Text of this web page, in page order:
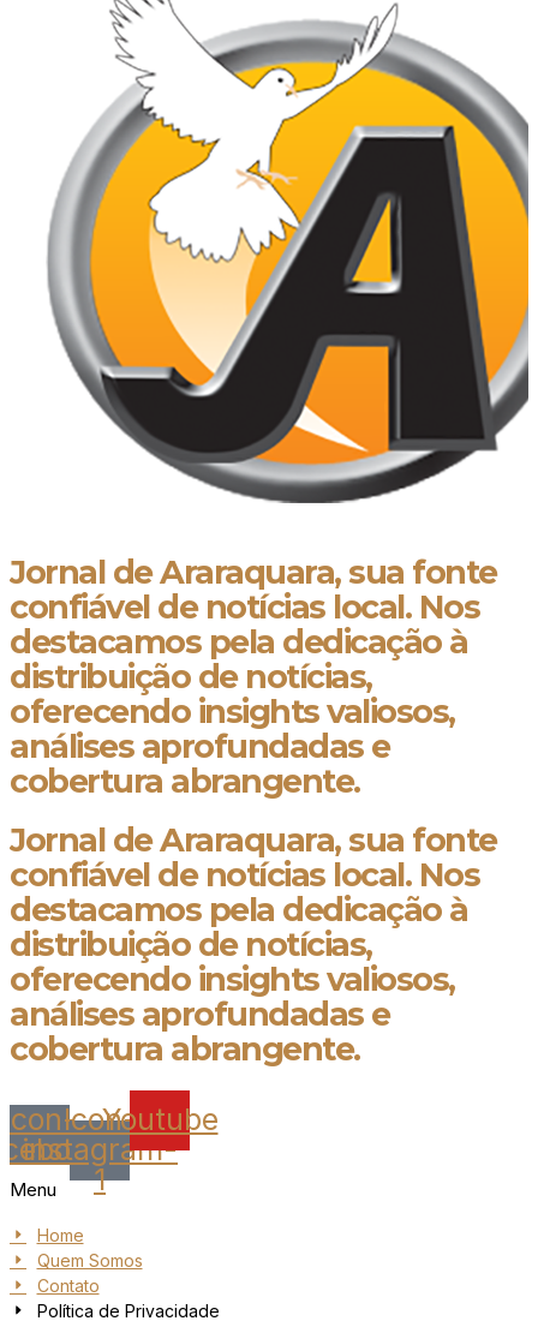
Jornal de Araraquara, sua fonte
confiável de notícias local. Nos
destacamos pela dedicação à
distribuição de notícias,
oferecendo insights valiosos,
análises aprofundadas e
cobertura abrangente.
Jornal de Araraquara, sua fonte
confiável de notícias local. Nos
destacamos pela dedicação à
distribuição de notícias,
oferecendo insights valiosos,
análises aprofundadas e
cobertura abrangente.
Icon-Icon-
instagram-
1
Youtube
Menu
Home
Quem Somos
Contato
Política de Privacidade